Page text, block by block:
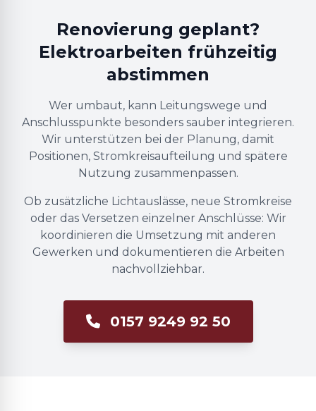
Renovierung geplant?
Elektroarbeiten frühzeitig
abstimmen
Wer umbaut, kann Leitungswege und
Anschlusspunkte besonders sauber integrieren.
Wir unterstützen bei der Planung, damit
Positionen, Stromkreisaufteilung und spätere
Nutzung zusammenpassen.
Ob zusätzliche Lichtauslässe, neue Stromkreise
oder das Versetzen einzelner Anschlüsse: Wir
koordinieren die Umsetzung mit anderen
Gewerken und dokumentieren die Arbeiten
nachvollziehbar.
0157 9249 92 50